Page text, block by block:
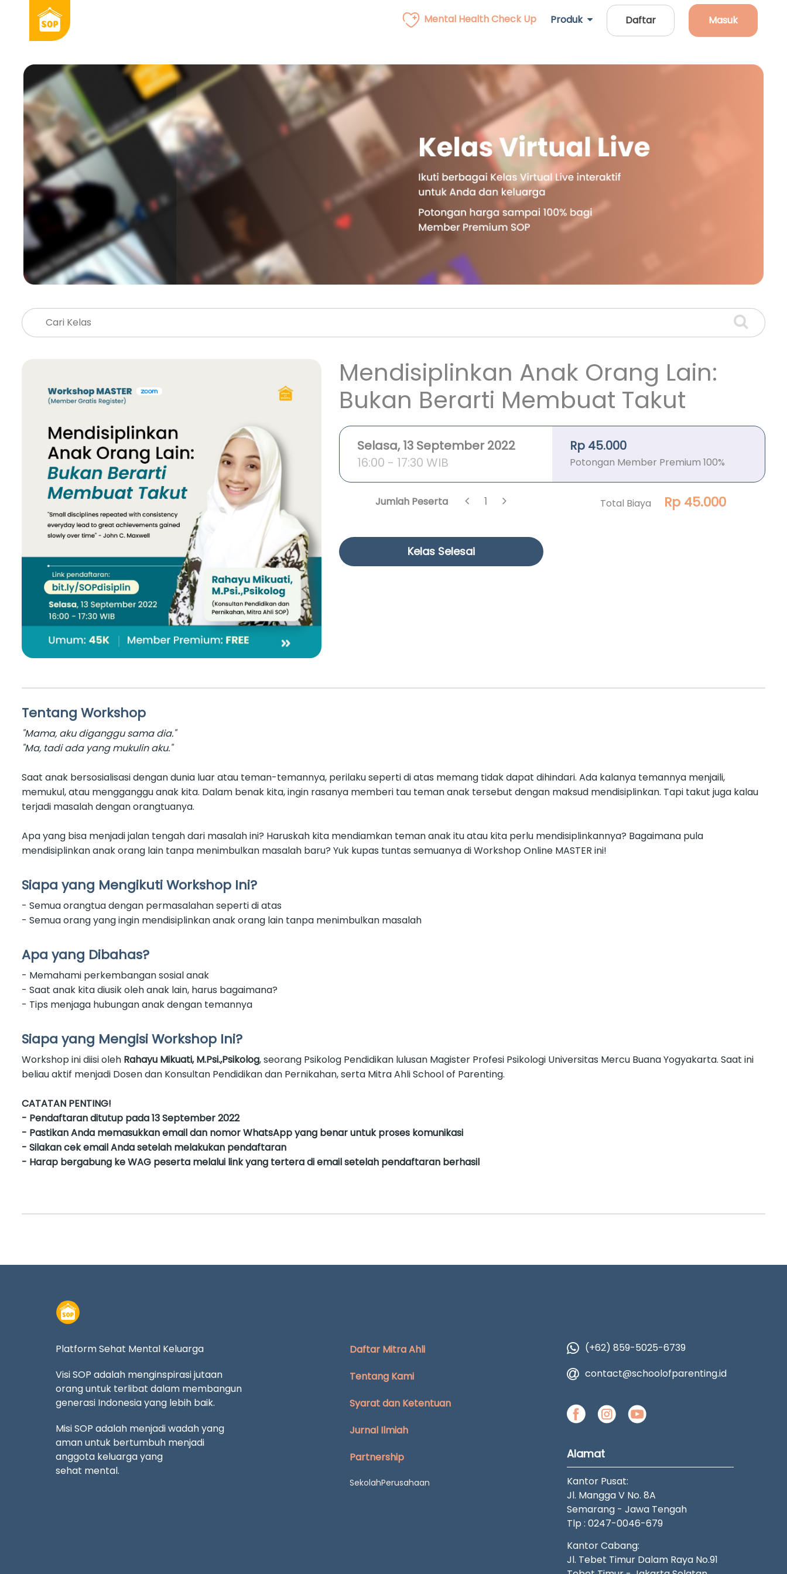
Mental Health Check Up Produk Daftar Masuk
Mendisiplinkan Anak Orang Lain:
Bukan Berarti Membuat Takut
Selasa, 13 September 2022
16:00 - 17:30 WIB
Rp 45.000
Potongan Member Premium 100%
Jumlah Peserta 1 Total Biaya Rp 45.000
Kelas Selesai
Tentang Workshop
"Mama, aku diganggu sama dia."
"Ma, tadi ada yang mukulin aku."
Saat anak bersosialisasi dengan dunia luar atau teman-temannya, perilaku seperti di atas memang tidak dapat dihindari. Ada kalanya temannya menjaili,
memukul, atau mengganggu anak kita. Dalam benak kita, ingin rasanya memberi tau teman anak tersebut dengan maksud mendisiplinkan. Tapi takut juga kalau
terjadi masalah dengan orangtuanya.
Apa yang bisa menjadi jalan tengah dari masalah ini? Haruskah kita mendiamkan teman anak itu atau kita perlu mendisiplinkannya? Bagaimana pula
mendisiplinkan anak orang lain tanpa menimbulkan masalah baru? Yuk kupas tuntas semuanya di Workshop Online MASTER ini!
Siapa yang Mengikuti Workshop Ini?
- Semua orangtua dengan permasalahan seperti di atas
- Semua orang yang ingin mendisiplinkan anak orang lain tanpa menimbulkan masalah
Apa yang Dibahas?
- Memahami perkembangan sosial anak
- Saat anak kita diusik oleh anak lain, harus bagaimana?
- Tips menjaga hubungan anak dengan temannya
Siapa yang Mengisi Workshop Ini?
Workshop ini diisi oleh Rahayu Mikuati, M.Psi.,Psikolog, seorang Psikolog Pendidikan lulusan Magister Profesi Psikologi Universitas Mercu Buana Yogyakarta. Saat ini
beliau aktif menjadi Dosen dan Konsultan Pendidikan dan Pernikahan, serta Mitra Ahli School of Parenting.
CATATAN PENTING!
- Pendaftaran ditutup pada 13 September 2022
- Pastikan Anda memasukkan email dan nomor WhatsApp yang benar untuk proses komunikasi
- Silakan cek email Anda setelah melakukan pendaftaran
- Harap bergabung ke WAG peserta melalui link yang tertera di email setelah pendaftaran berhasil
Platform Sehat Mental Keluarga
Visi SOP adalah menginspirasi jutaan
orang untuk terlibat dalam membangun
generasi Indonesia yang lebih baik.
Misi SOP adalah menjadi wadah yang
aman untuk bertumbuh menjadi
anggota keluarga yang
sehat mental.
Daftar Mitra Ahli
Tentang Kami
Syarat dan Ketentuan
Jurnal Ilmiah
Partnership
SekolahPerusahaan
(+62) 859-5025-6739
contact@schoolofparenting.id
Alamat
Kantor Pusat:
Jl. Mangga V No. 8A
Semarang - Jawa Tengah
Tlp : 0247-0046-679
Kantor Cabang:
Jl. Tebet Timur Dalam Raya No.91